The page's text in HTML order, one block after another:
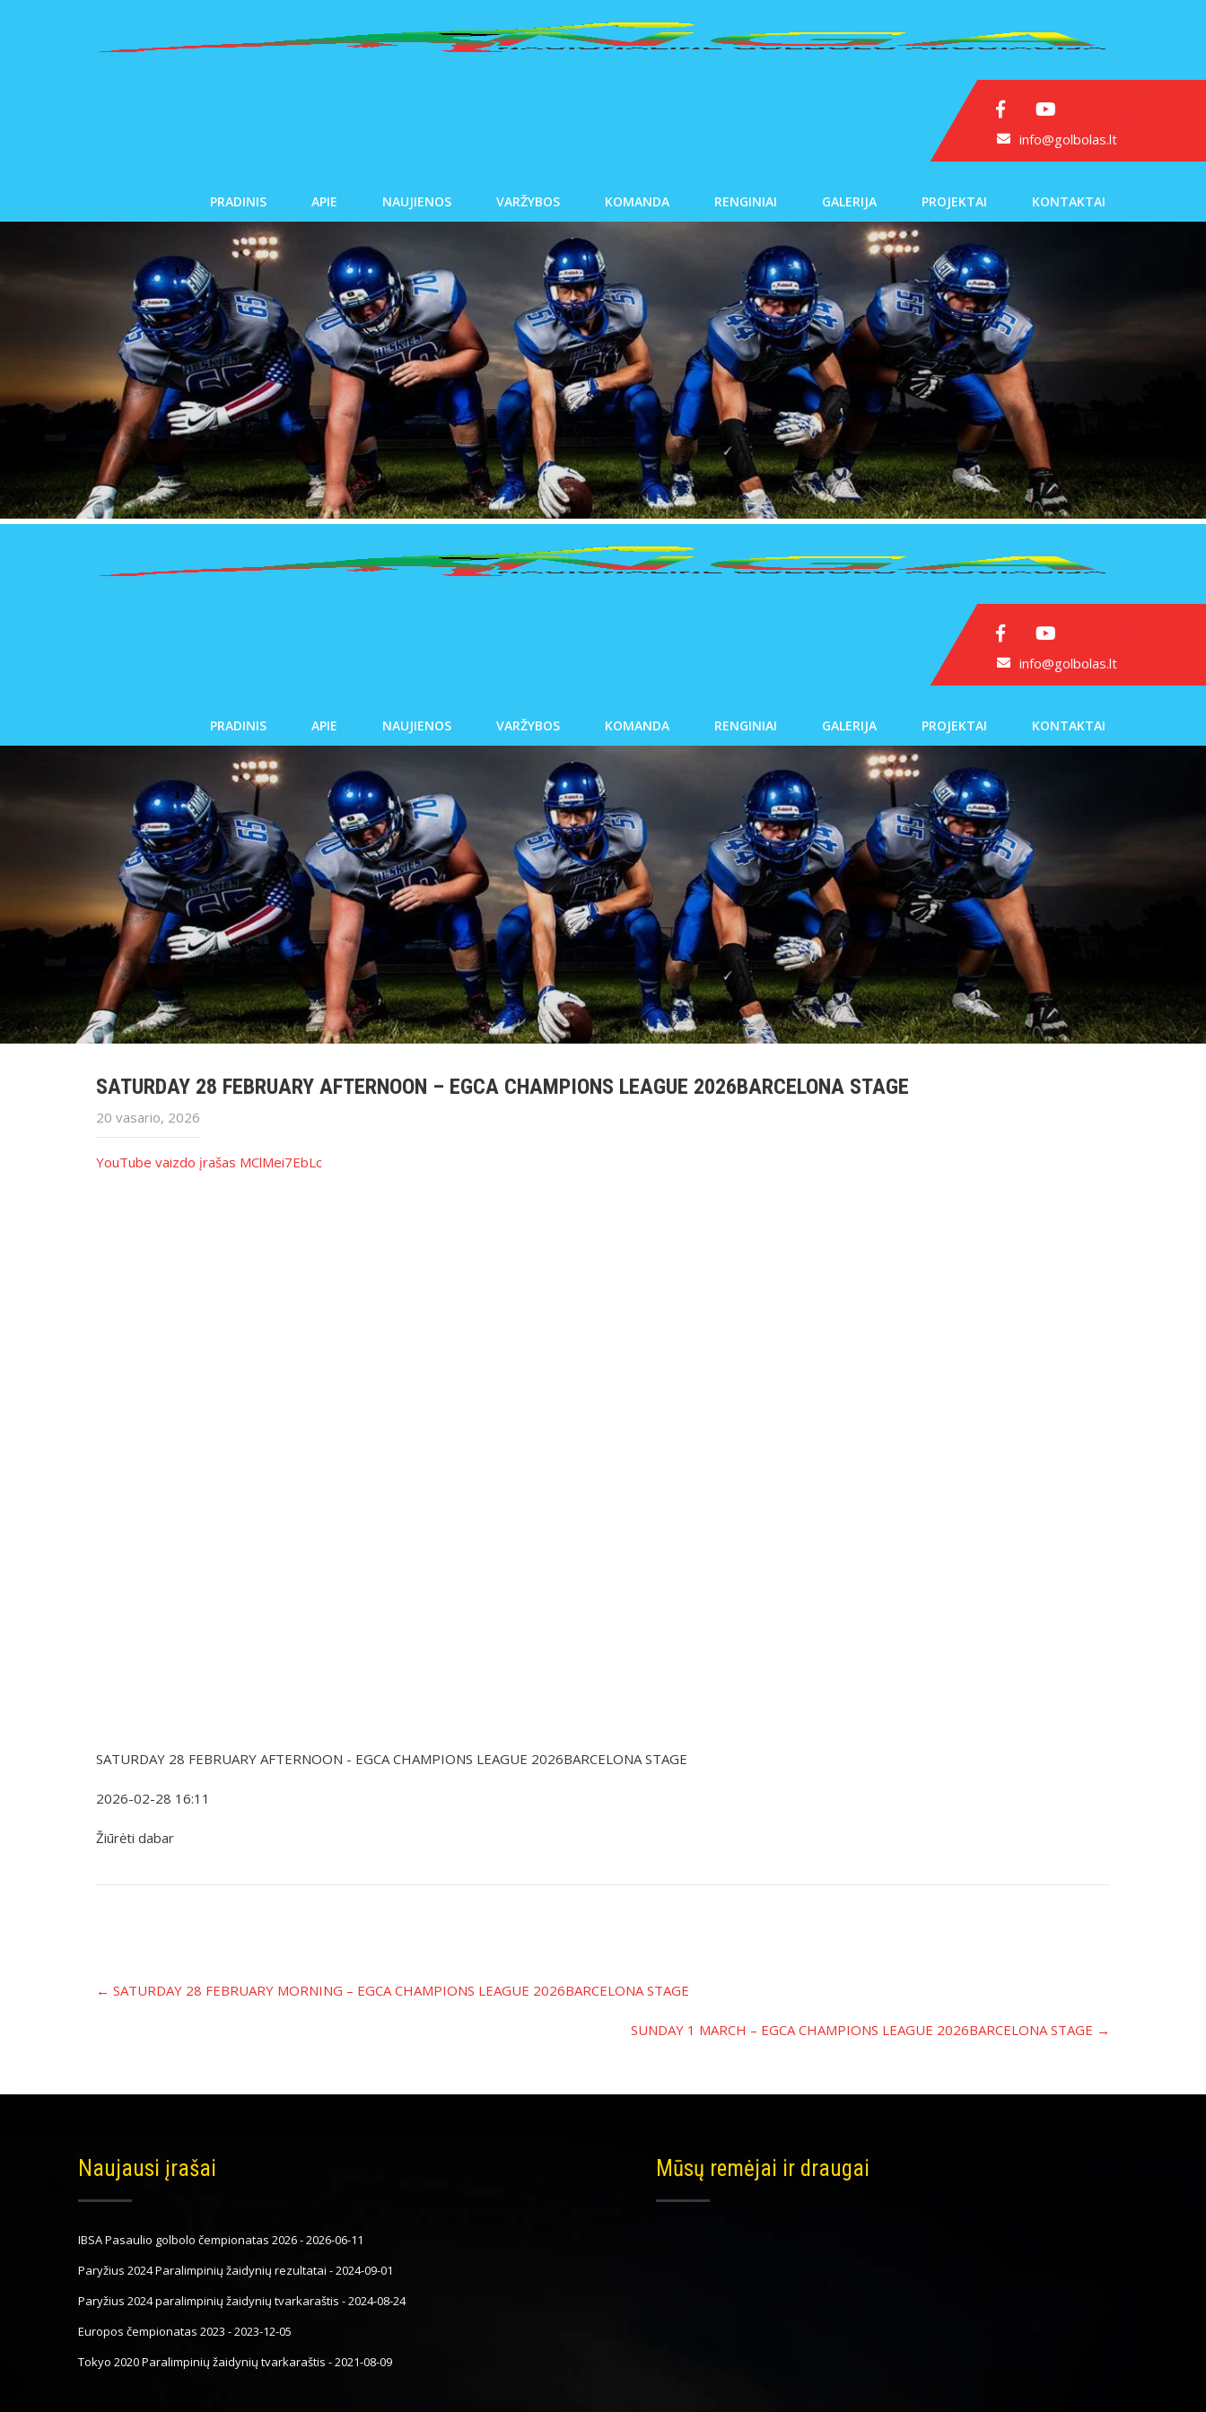
info@golbolas.lt
PRADINIS APIE NAUJIENOS VARŽYBOS KOMANDA RENGINIAI GALERIJA PROJEKTAI KONTAKTAI
info@golbolas.lt
PRADINIS APIE NAUJIENOS VARŽYBOS KOMANDA RENGINIAI GALERIJA PROJEKTAI KONTAKTAI
SATURDAY 28 FEBRUARY AFTERNOON – EGCA CHAMPIONS LEAGUE 2026BARCELONA STAGE
20 vasario, 2026
YouTube vaizdo įrašas MClMei7EbLc
SATURDAY 28 FEBRUARY AFTERNOON - EGCA CHAMPIONS LEAGUE 2026BARCELONA STAGE
2026-02-28 16:11
Žiūrėti dabar
navigacija
← SATURDAY 28 FEBRUARY MORNING – EGCA CHAMPIONS LEAGUE 2026BARCELONA STAGE
SUNDAY 1 MARCH – EGCA CHAMPIONS LEAGUE 2026BARCELONA STAGE →
Naujausi įrašai
IBSA Pasaulio golbolo čempionatas 2026-2026-06-11
Paryžius 2024 Paralimpinių žaidynių rezultatai -2024-09-01
Paryžius 2024 paralimpinių žaidynių tvarkaraštis -2024-08-24
Europos čempionatas 2023 -2023-12-05
Tokyo 2020 Paralimpinių žaidynių tvarkaraštis -2021-08-09
Mūsų remėjai ir draugai